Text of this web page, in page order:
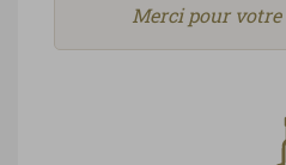
Merci pour